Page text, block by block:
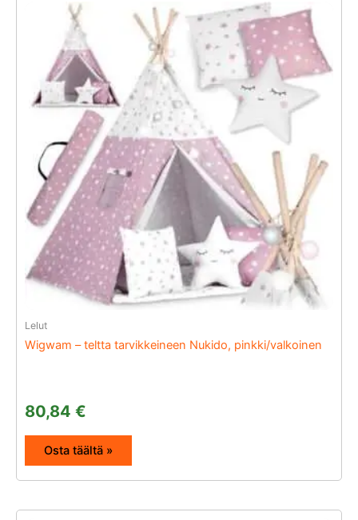
Lelut
Wigwam – teltta tarvikkeineen Nukido, pinkki/valkoinen
80,84 €
Osta täältä »